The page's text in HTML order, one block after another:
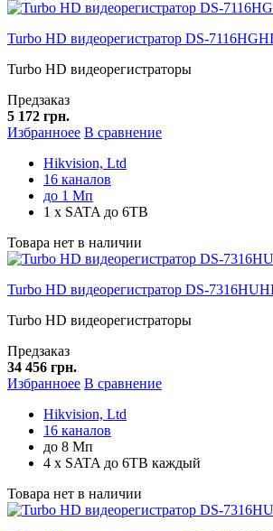
Turbo HD видеорегистратор DS-
Turbo HD видеорегистраторы
Предзаказ
5 172 грн.
Избранноее В сравнение
Hikvision, Ltd
16 каналов
до 1 Мп
1 x SATA до 6TB
Товара нет в наличии
Turbo HD видеорегистратор DS-
Turbo HD видеорегистраторы
Предзаказ
34 456 грн.
Избранноее В сравнение
Hikvision, Ltd
16 каналов
до 8 Мп
4 x SATA до 6TB каждый
Товара нет в наличии